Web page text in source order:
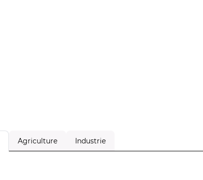
Agriculture Industrie